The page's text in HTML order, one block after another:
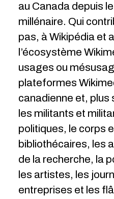
au Canada depuis
millénaire. Qui
pas, à Wikipédia et
l’écosystème
usages ou
plateformes
canadienne et,
les militants et
politiques, le corps
bibliothécaires, les
de la recherche, la
les artistes, les
entreprises et les